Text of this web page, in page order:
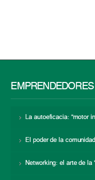
EMPRENDEDORES
La autoeficacia: “motor
El poder de la
Networking: el arte de la